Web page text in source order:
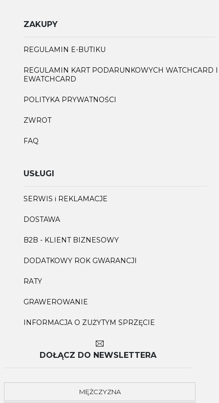
ZAKUPY
REGULAMIN E-BUTIKU
REGULAMIN KART PODARUNKOWYCH WATCHCARD I
EWATCHCARD
POLITYKA PRYWATNOŚCI
ZWROT
FAQ
USŁUGI
SERWIS i REKLAMACJE
DOSTAWA
B2B - KLIENT BIZNESOWY
DODATKOWY ROK GWARANCJI
RATY
GRAWEROWANIE
INFORMACJA O ZUŻYTYM SPRZĘCIE
DOŁĄCZ DO NEWSLETTERA
MĘŻCZYZNA